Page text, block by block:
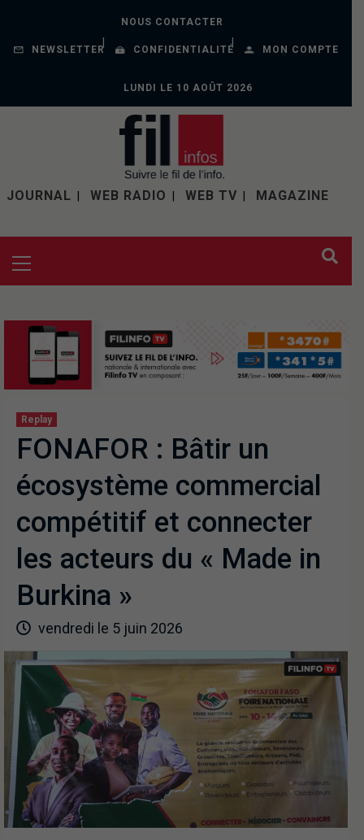
NOUS CONTACTER
NEWSLETTER CONFIDENTIALITÉ MON COMPTE
LUNDI LE 10 AOÛT 2026
JOURNAL WEB RADIO WEB TV MAGAZINE
Replay
FONAFOR : Bâtir un
écosystème commercial
compétitif et connecter
les acteurs du « Made in
Burkina »
vendredi le 5 juin 2026